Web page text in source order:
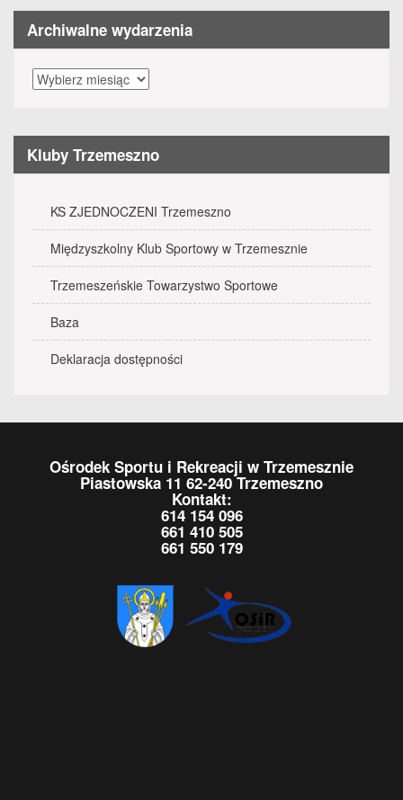
Archiwalne wydarzenia
Archiwalne
wydarzenia
Kluby Trzemeszno
KS ZJEDNOCZENI Trzemeszno
Międzyszkolny Klub Sportowy w Trzemesznie
Trzemeszeńskie Towarzystwo Sportowe
Baza
Deklaracja dostępności
Ośrodek Sportu i Rekreacji w Trzemesznie
Piastowska 11 62-240 Trzemeszno
Kontakt:
614 154 096
661 410 505
661 550 179